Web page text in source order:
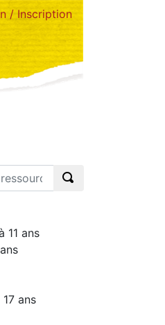
/ Inscription
11 ans
ans